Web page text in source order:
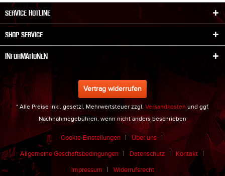
SERVICE HOTLINE
SHOP SERVICE
INFORMATIONEN
Vertrag widerrufen
* Alle Preise inkl. gesetzl. Mehrwertsteuer zzgl. Versandkosten und ggf.
Nachnahmegebühren, wenn nicht anders beschrieben
Cookie-Einstellungen
Über uns
Allgemeine Geschäftsbedingungen
Datenschutz
Kontakt
Impressum
Widerrufsrecht